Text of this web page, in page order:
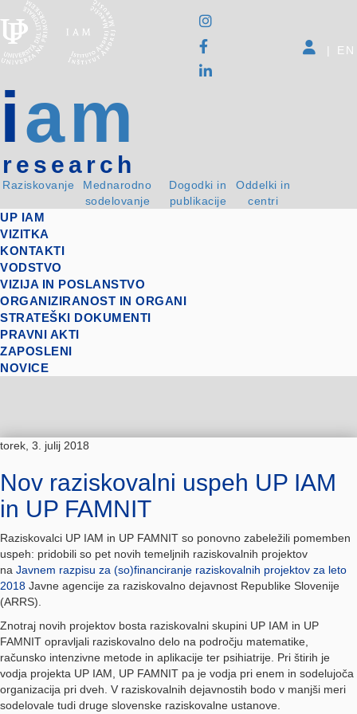
iam
research
Raziskovanje
Mednarodno
sodelovanje
Dogodki in
publikacije
Oddelki in
centri
| EN
UP IAM
VIZITKA
KONTAKTI
VODSTVO
VIZIJA IN POSLANSTVO
ORGANIZIRANOST IN ORGANI
STRATEŠKI DOKUMENTI
PRAVNI AKTI
ZAPOSLENI
NOVICE
torek, 3. julij 2018
Nov raziskovalni uspeh UP IAM
in UP FAMNIT
Raziskovalci UP IAM in UP FAMNIT so ponovno zabeležili pomemben
uspeh: pridobili so pet novih temeljnih raziskovalnih projektov
na Javnem razpisu za (so)financiranje raziskovalnih projektov za leto
2018 Javne agencije za raziskovalno dejavnost Republike Slovenije
(ARRS).
Znotraj novih projektov bosta raziskovalni skupini UP IAM in UP
FAMNIT opravljali raziskovalno delo na področju matematike,
računsko intenzivne metode in aplikacije ter psihiatrije. Pri štirih je
vodja projekta UP IAM, UP FAMNIT pa je vodja pri enem in sodelujoča
organizacija pri dveh. V raziskovalnih dejavnostih bodo v manjši meri
sodelovale tudi druge slovenske raziskovalne ustanove.